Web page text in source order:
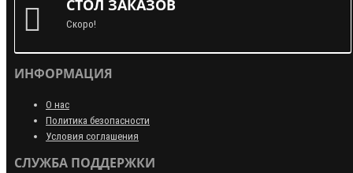
СТОЛ ЗАКАЗОВ
Скоро!
ИНФОРМАЦИЯ
О нас
Политика безопасности
Условия соглашения
СЛУЖБА ПОДДЕРЖКИ